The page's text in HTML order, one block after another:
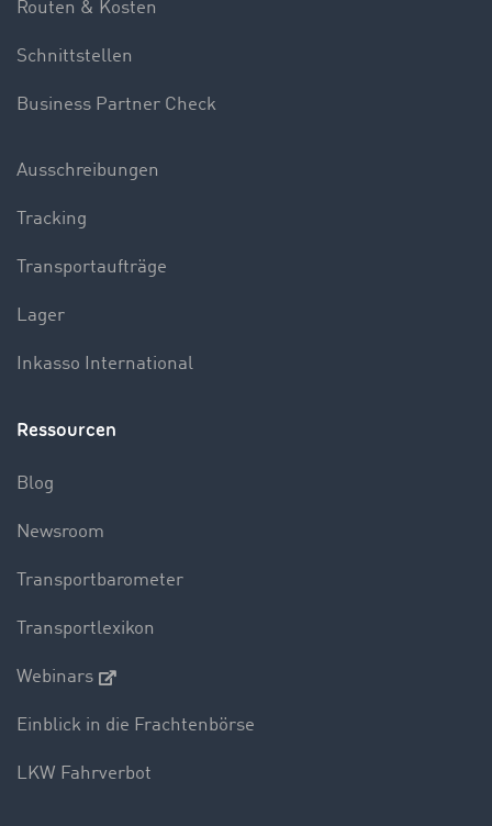
Routen & Kosten
Schnittstellen
Business Partner Check
Ausschreibungen
Tracking
Transportaufträge
Lager
Inkasso International
Ressourcen
Blog
Newsroom
Transportbarometer
Transportlexikon
Webinars
Einblick in die Frachtenbörse
LKW Fahrverbot